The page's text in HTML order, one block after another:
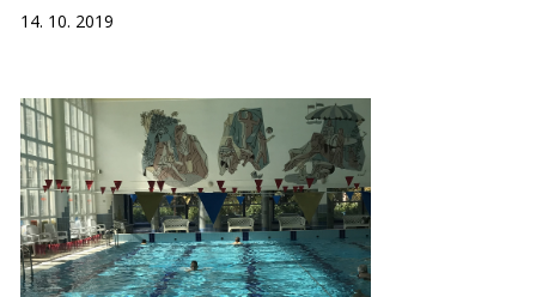
14. 10. 2019